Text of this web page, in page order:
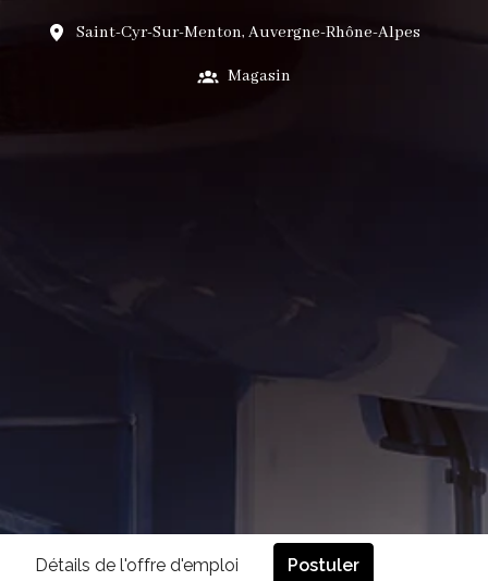
Saint-Cyr-Sur-Menton, Auvergne-Rhône-Alpes
Magasin
Détails de l'offre d'emploi Postuler